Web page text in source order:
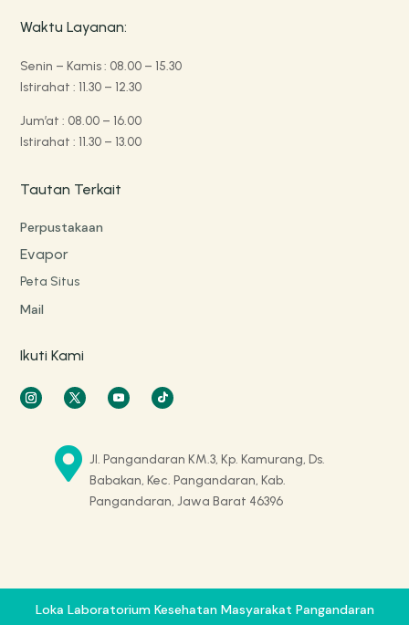
Waktu Layanan:
Senin – Kamis : 08.00 – 15.30
Istirahat : 11.30 – 12.30
Jum’at : 08.00 – 16.00
Istirahat : 11.30 – 13.00
Tautan Terkait
Perpustakaan
Evapor
Peta Situs
Mail
Ikuti Kami
 Jl. Pangandaran KM.3, Kp. Kamurang, Ds.
Babakan, Kec. Pangandaran, Kab.
Pangandaran, Jawa Barat 46396
Loka Laboratorium Kesehatan Masyarakat Pangandaran